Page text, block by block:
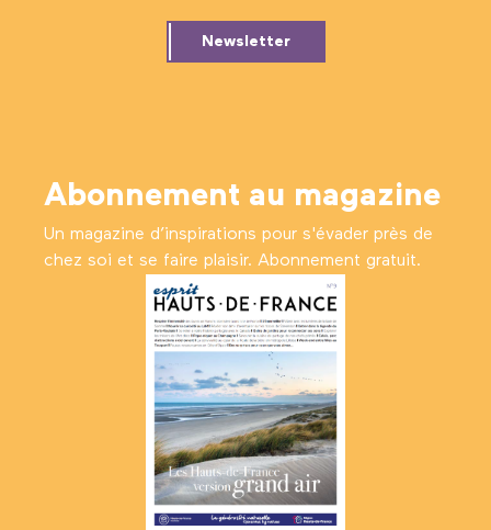
Newsletter
Abonnement au magazine
Un magazine d’inspirations pour s'évader près de
chez soi et se faire plaisir. Abonnement gratuit.